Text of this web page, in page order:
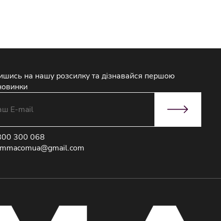
на нашу розсилку та дізнавайся першою
300 068